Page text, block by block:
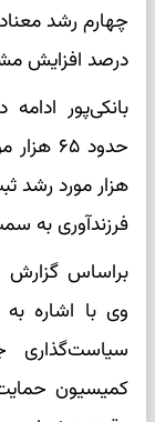
درصد افزایش
بانکی‌پور
هزار مورد رشد
فرزندآوری به
براساس گزارش
وی با اشاره
سیاست‌گذاری
کمیسیون حمایت